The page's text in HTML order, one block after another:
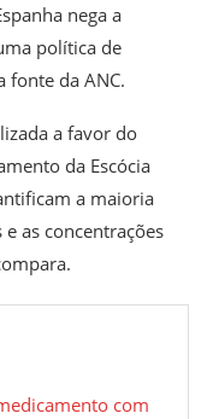
nega a
política de
fonte da ANC.
a favor do
da Escócia
a maioria
as concentrações
com